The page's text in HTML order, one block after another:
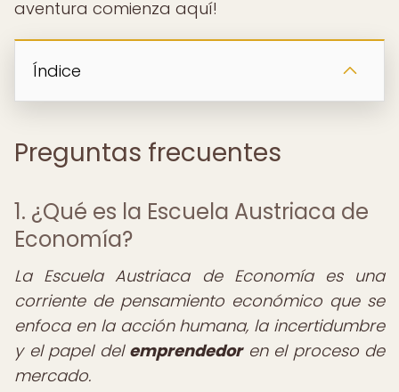
aventura comienza aquí!
Índice
Preguntas frecuentes
1. ¿Qué es la Escuela Austriaca de
Economía?
La Escuela Austriaca de Economía es una
corriente de pensamiento económico que se
enfoca en la acción humana, la incertidumbre
y el papel del emprendedoren el proceso de
mercado.